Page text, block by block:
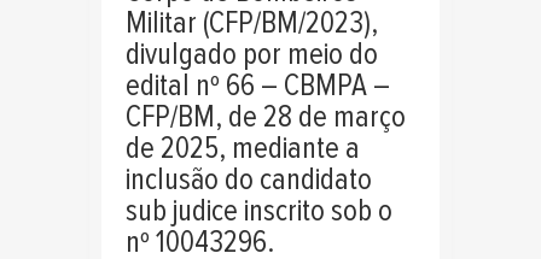
Militar (CFP/BM/2023),
divulgado por meio do
edital nº 66 – CBMPA –
CFP/BM, de 28 de março
de 2025, mediante a
inclusão do candidato
sub judice inscrito sob o
nº 10043296.